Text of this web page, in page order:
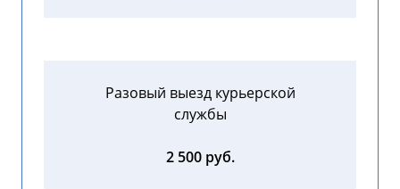
Разовый выезд курьерской
службы
2 500 руб.